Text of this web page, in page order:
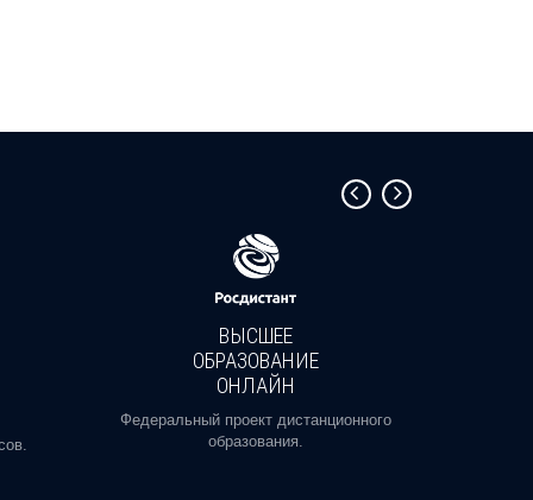
ВЫСШЕЕ
ОБРАЗОВАНИЕ
ОНЛАЙН
Федеральный проект дистанционного
образования.